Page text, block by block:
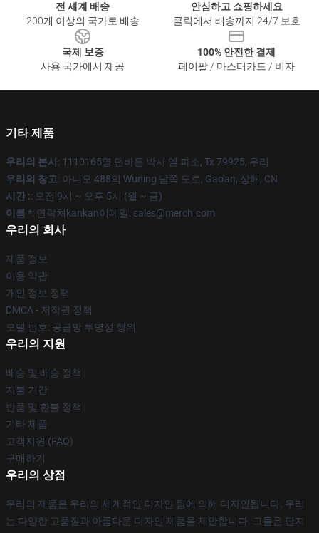
전 세계 배송
200개 이상의 국가로 배송
안심하고 쇼핑하세요
클릭에서 배송까지 24/7 보호
국제 보증
사용 국가에서 제공
100% 안전한 결제
페이팔 / 마스터카드 / 비자
기타 제품
우리의 본사: 1110165명 던바튼 박사 엘 파소, Tx 79925, 우리
우리의 창고: 아니오 488의 Wuning 남쪽 도로, Gao'an, 상해, CN
시간 :: 오전 9시 ~ 오후 5시 (월 ~ 금)
이름 *: 연락처kankan이메일: sales@merch.com
우리의 회사
제품 정보
이용 약관
개인 정보 정책
DMCA - 저작권 정책
모델 번호: 공급망 투명성 행위
우리의 지원
배송 및 배송 정책
지불 기간
반품 및 환불 정책
기타 제품
고객지원 (FAQ)
구매하기
우리의 상점
우리의 제품은 우리의 세계적인 디자인 팀에 의해 디자인됩니다. 우리
는 다양한 고품질과 아름다운 디자인 제품을 제안합니다. 그들은 단지